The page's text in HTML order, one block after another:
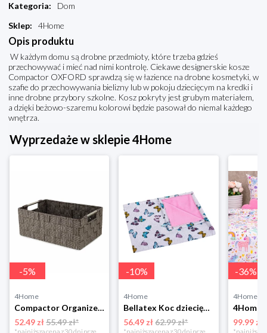
Kategoria:
Dom
Sklep: 4Home
Opis produktu
W każdym domu są drobne przedmioty, które trzeba gdzieś
przechowywać i mieć nad nimi kontrolę. Ciekawe designerskie kosze
Compactor OXFORD sprawdzą się w łazience na drobne kosmetyki, w
szafie do przechowywania bielizny lub w pokoju dziecięcym na kredki i
inne drobne przybory szkolne. Kosz pokryty jest grubym materiałem,
a dzięki beżowo-szaremu kolorowi będzie pasował do niemal każdego
wnętrza.
Wyprzedaże w sklepie 4Home
-5%
4Home
Compactor Organizer do przechowywania Toronto, 30 x 20 x 12 cm, ciemnobrązowy
52.49 zł55.49 zł*
-10%
4Home
Bellatex Koc dziecięcy Bára Butterfly różowy, 75 x 100 cm
56.49 zł 62.99 zł*
-36%
4Home
99.99 zł